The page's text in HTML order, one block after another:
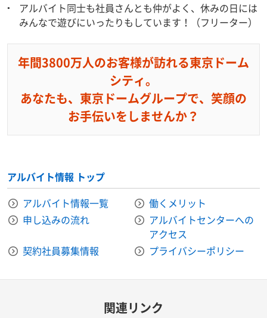
アルバイト同士も社員さんとも仲がよく、休みの日には
みんなで遊びにいったりもしています！（フリーター）
年間3800万人のお客様が訪れる東京ドーム
シティ。
あなたも、東京ドームグループで、笑顔の
お手伝いをしませんか？
アルバイト情報 トップ
アルバイト情報一覧
働くメリット
申し込みの流れ
アルバイトセンターへの
アクセス
契約社員募集情報
プライバシーポリシー
関連リンク